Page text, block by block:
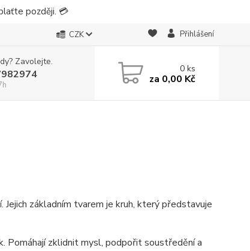
později. 💳
CZK Přihlášení
Zavolejte.
0ks
za 0,00 Kč
Jejich základním tvarem je kruh, který představuje
Pomáhají zklidnit mysl, podpořit soustředění a